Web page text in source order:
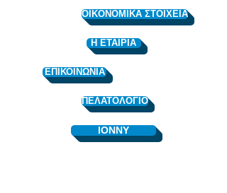
OIKONOMIKA ΣΤΟΙΧΕΙΑ
Η ΕΤΑΙΡΙΑ
ΕΠΙΚΟΙΝΩΝΙΑ
ΠΕΛΑΤΟΛΟΓΙΟ
ΙΟΝΝΥ